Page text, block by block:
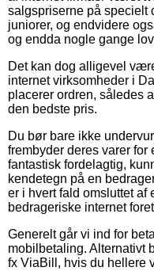
salgspriserne på specielt
juniorer, og endvidere
og endda nogle gange
Det kan dog alligevel
internet virksomheder i
placerer ordren, således
den bedste pris.
Du bør bare ikke
frembyder deres varer for
fantastisk fordelagtig,
kendetegn på en
er i hvert fald omsluttet af
bedrageriske internet
Generelt går vi ind for
mobilbetaling. Alternativt
fx ViaBill, hvis du hellere